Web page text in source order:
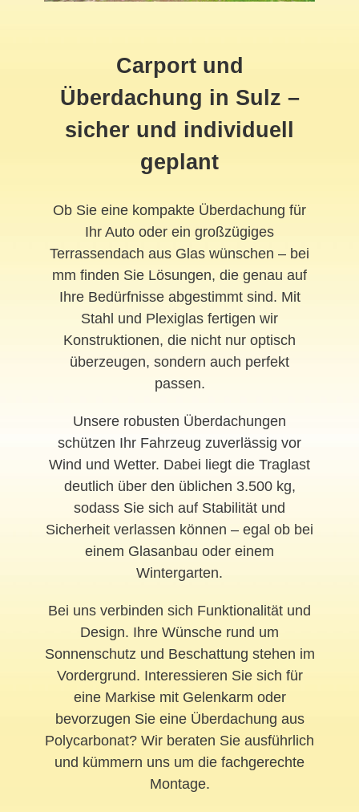
Carport und
Überdachung in Sulz –
sicher und individuell
geplant
Ob Sie eine kompakte Überdachung für
Ihr Auto oder ein großzügiges
Terrassendach aus Glas wünschen – bei
mm finden Sie Lösungen, die genau auf
Ihre Bedürfnisse abgestimmt sind. Mit
Stahl und Plexiglas fertigen wir
Konstruktionen, die nicht nur optisch
überzeugen, sondern auch perfekt
passen.
Unsere robusten Überdachungen
schützen Ihr Fahrzeug zuverlässig vor
Wind und Wetter. Dabei liegt die Traglast
deutlich über den üblichen 3.500 kg,
sodass Sie sich auf Stabilität und
Sicherheit verlassen können – egal ob bei
einem Glasanbau oder einem
Wintergarten.
Bei uns verbinden sich Funktionalität und
Design. Ihre Wünsche rund um
Sonnenschutz und Beschattung stehen im
Vordergrund. Interessieren Sie sich für
eine Markise mit Gelenkarm oder
bevorzugen Sie eine Überdachung aus
Polycarbonat? Wir beraten Sie ausführlich
und kümmern uns um die fachgerechte
Montage.